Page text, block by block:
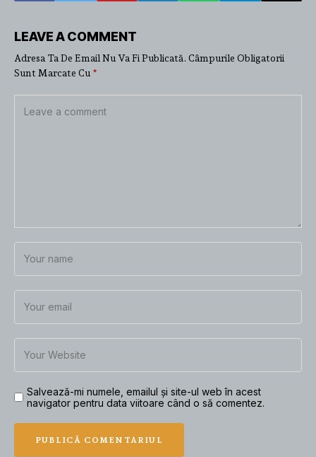
LEAVE A COMMENT
Adresa Ta De Email Nu Va Fi Publicată. Câmpurile Obligatorii
Sunt Marcate Cu *
Salvează-mi numele, emailul și site-ul web în acest
navigator pentru data viitoare când o să comentez.